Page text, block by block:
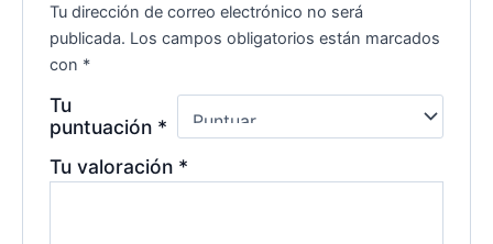
Tu dirección de correo electrónico no será
publicada. Los campos obligatorios están marcados
con *
Tu
puntuación *
Tu valoración *